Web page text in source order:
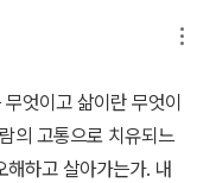
엇이고 삶이란 무엇이
의 고통으로 치유되느
하고 살아가는가. 내